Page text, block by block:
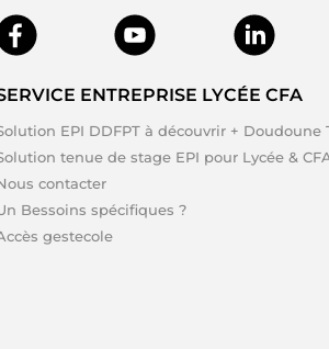
ENTREPRISE LYCÉE CFA
EPI DDFPT à découvrir + Doudoune
tenue de stage EPI pour Lycée &
contacter
Bessoins spécifiques ?
gestecole